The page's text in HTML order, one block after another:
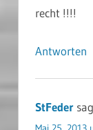
recht !!!!
Antworten
StFeder